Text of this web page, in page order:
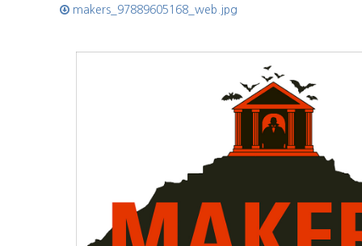
makers_97889605168_web.jpg